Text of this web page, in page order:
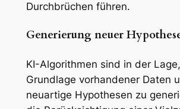
Durchbrüchen führen.
Generierung neuer
KI-Algorithmen sind in der
Grundlage vorhandener Daten
neuartige Hypothesen zu